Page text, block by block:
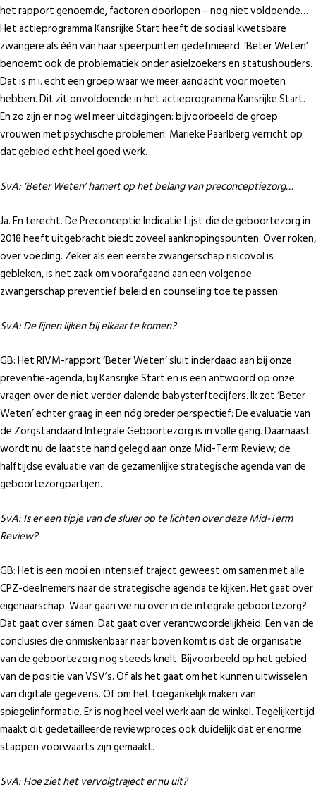
het rapport genoemde, factoren doorlopen – nog niet voldoende…
Het actieprogramma Kansrijke Start heeft de sociaal kwetsbare
zwangere als één van haar speerpunten gedefinieerd. ‘Beter Weten’
benoemt ook de problematiek onder asielzoekers en statushouders.
Dat is m.i. echt een groep waar we meer aandacht voor moeten
hebben. Dit zit onvoldoende in het actieprogramma Kansrijke Start.
En zo zijn er nog wel meer uitdagingen: bijvoorbeeld de groep
vrouwen met psychische problemen. Marieke Paarlberg verricht op
dat gebied echt heel goed werk.
SvA: ‘Beter Weten’ hamert op het belang van preconceptiezorg…
Ja. En terecht. De Preconceptie Indicatie Lijst die de geboortezorg in
2018 heeft uitgebracht biedt zoveel aanknopingspunten. Over roken,
over voeding. Zeker als een eerste zwangerschap risicovol is
gebleken, is het zaak om voorafgaand aan een volgende
zwangerschap preventief beleid en counseling toe te passen.
SvA: De lijnen lijken bij elkaar te komen?
GB: Het RIVM-rapport ‘Beter Weten’ sluit inderdaad aan bij onze
preventie-agenda, bij Kansrijke Start en is een antwoord op onze
vragen over de niet verder dalende babysterftecijfers. Ik zet ‘Beter
Weten’ echter graag in een nóg breder perspectief: De evaluatie van
de Zorgstandaard Integrale Geboortezorg is in volle gang. Daarnaast
wordt nu de laatste hand gelegd aan onze Mid-Term Review; de
halftijdse evaluatie van de gezamenlijke strategische agenda van de
geboortezorgpartijen.
SvA: Is er een tipje van de sluier op te lichten over deze Mid-Term
Review?
GB: Het is een mooi en intensief traject geweest om samen met alle
CPZ-deelnemers naar de strategische agenda te kijken. Het gaat over
eigenaarschap. Waar gaan we nu over in de integrale geboortezorg?
Dat gaat over sámen. Dat gaat over verantwoordelijkheid. Een van de
conclusies die onmiskenbaar naar boven komt is dat de organisatie
van de geboortezorg nog steeds knelt. Bijvoorbeeld op het gebied
van de positie van VSV’s. Of als het gaat om het kunnen uitwisselen
van digitale gegevens. Of om het toegankelijk maken van
spiegelinformatie. Er is nog heel veel werk aan de winkel. Tegelijkertijd
maakt dit gedetailleerde reviewproces ook duidelijk dat er enorme
stappen voorwaarts zijn gemaakt.
SvA: Hoe ziet het vervolgtraject er nu uit?